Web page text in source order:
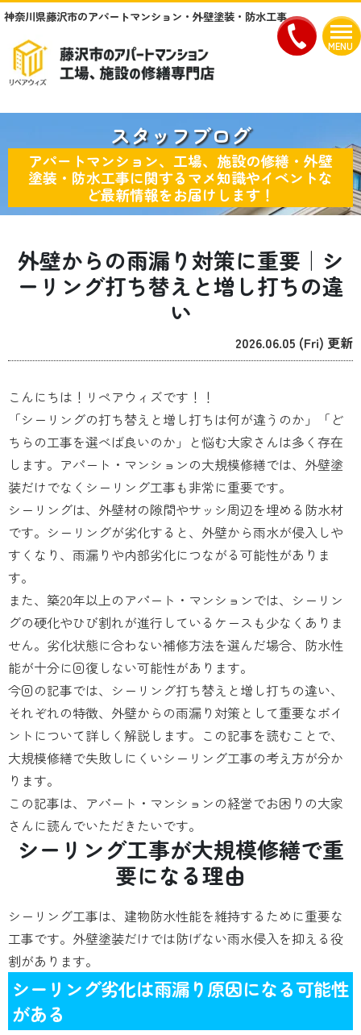
MENU
神奈川県藤沢市のアパートマンション・外壁塗装・防水工事
スタッフブログ
アパートマンション、工場、施設の修繕・外壁
塗装・防水工事に関するマメ知識やイベントな
ど最新情報をお届けします！
外壁からの雨漏り対策に重要｜シ
ーリング打ち替えと増し打ちの違
い
2026.06.05 (Fri) 更新
こんにちは！リペアウィズです！！
「シーリングの打ち替えと増し打ちは何が違うのか」「ど
ちらの工事を選べば良いのか」と悩む大家さんは多く存在
します。アパート・マンションの大規模修繕では、外壁塗
装だけでなくシーリング工事も非常に重要です。
シーリングは、外壁材の隙間やサッシ周辺を埋める防水材
です。シーリングが劣化すると、外壁から雨水が侵入しや
すくなり、雨漏りや内部劣化につながる可能性がありま
す。
また、築20年以上のアパート・マンションでは、シーリン
グの硬化やひび割れが進行しているケースも少なくありま
せん。劣化状態に合わない補修方法を選んだ場合、防水性
能が十分に回復しない可能性があります。
今回の記事では、シーリング打ち替えと増し打ちの違い、
それぞれの特徴、外壁からの雨漏り対策として重要なポイ
ントについて詳しく解説します。この記事を読むことで、
大規模修繕で失敗しにくいシーリング工事の考え方が分か
ります。
この記事は、アパート・マンションの経営でお困りの大家
さんに読んでいただきたいです。
シーリング工事が大規模修繕で重
要になる理由
シーリング工事は、建物防水性能を維持するために重要な
工事です。外壁塗装だけでは防げない雨水侵入を抑える役
割があります。
シーリング劣化は雨漏り原因になる可能性
がある